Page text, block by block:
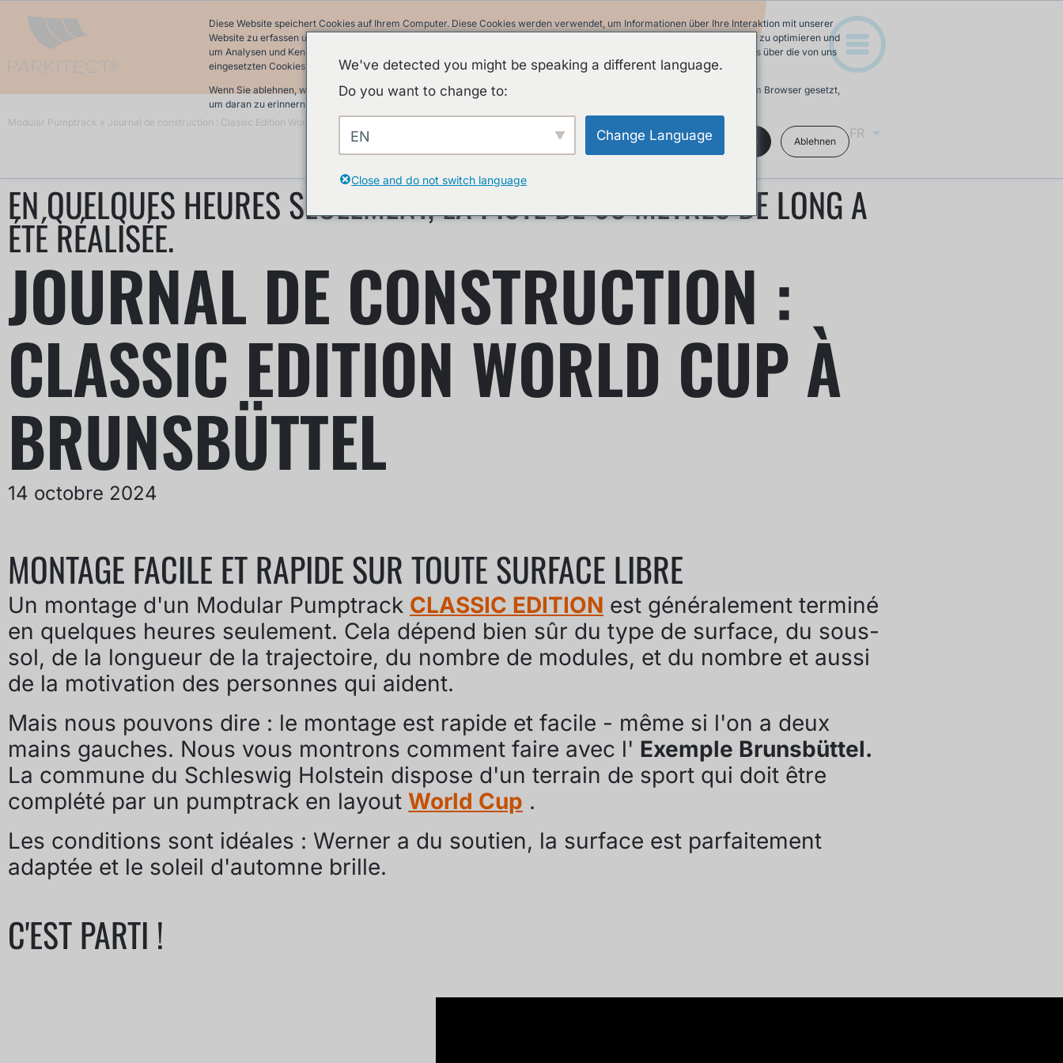
Diese Website speichert Cookies auf Ihrem Computer. Diese Cookies werden verwendet, um Informationen über Ihre Interaktion mit unserer
Website zu erfassen und damit wir uns an Sie erinnern können. Wir nutzen diese Informationen, um Ihre Website-Erfahrung zu optimieren und
um Analysen und Kennzahlen über unsere Besucher auf dieser Website und anderen Medien-Seiten zu erstellen. Mehr Infos über die von uns
eingesetzten Cookies finden Sie in unserer Datenschutzrichtlinie.
Wenn Sie ablehnen, werden Ihre Informationen beim Besuch dieser Website nicht erfasst. Ein einzelnes Cookie wird in Ihrem Browser gesetzt,
um daran zu erinnern, dass Sie nicht nachverfolgt werden möchten.
Akzeptieren Ablehnen
Modular Pumptrack » Journal de construction : Classic Edition World Cup à Brunsbüttel
FR
EN QUELQUES HEURES SEULEMENT, LA PISTE DE 68 MÈTRES DE LONG A
ÉTÉ RÉALISÉE.
JOURNAL DE CONSTRUCTION :
CLASSIC EDITION WORLD CUP À
BRUNSBÜTTEL
14 octobre 2024
MONTAGE FACILE ET RAPIDE SUR TOUTE SURFACE LIBRE
Un montage d'un Modular Pumptrack CLASSIC EDITION est généralement terminé
en quelques heures seulement. Cela dépend bien sûr du type de surface, du sous-
sol, de la longueur de la trajectoire, du nombre de modules, et du nombre et aussi
de la motivation des personnes qui aident.
Mais nous pouvons dire : le montage est rapide et facile - même si l'on a deux
mains gauches. Nous vous montrons comment faire avec l' Exemple Brunsbüttel.
La commune du Schleswig Holstein dispose d'un terrain de sport qui doit être
complété par un pumptrack en layout World Cup .
Les conditions sont idéales : Werner a du soutien, la surface est parfaitement
adaptée et le soleil d'automne brille.
C'EST PARTI !
We've detected you might be speaking a different language.
Do you want to change to:
EN Change Language
Close and do not switch language